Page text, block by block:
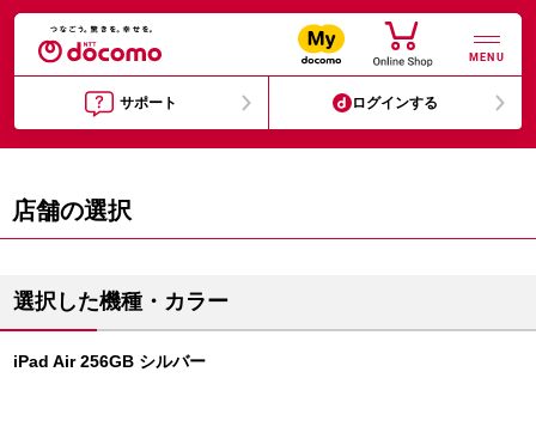
MENU
サポート ログインする
店舗の選択
選択した機種・カラー
iPad Air 256GB シルバー